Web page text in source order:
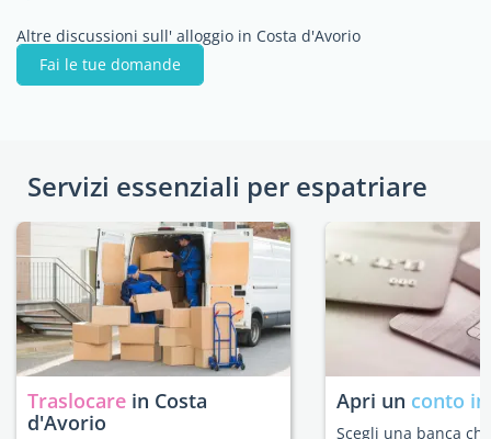
Altre discussioni sull' alloggio in Costa d'Avorio
Fai le tue domande
Servizi essenziali per espatriare
Traslocare in Costa
d'Avorio
Apri un conto
Scegli una banca